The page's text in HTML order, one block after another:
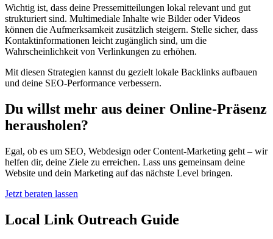
Wichtig ist, dass deine Pressemitteilungen lokal relevant und gut
strukturiert sind. Multimediale Inhalte wie Bilder oder Videos
können die Aufmerksamkeit zusätzlich steigern. Stelle sicher, dass
Kontaktinformationen leicht zugänglich sind, um die
Wahrscheinlichkeit von Verlinkungen zu erhöhen.
Mit diesen Strategien kannst du gezielt lokale Backlinks aufbauen
und deine SEO-Performance verbessern.
Du willst mehr aus deiner Online-Präsenz
herausholen?
Egal, ob es um SEO, Webdesign oder Content-Marketing geht – wir
helfen dir, deine Ziele zu erreichen. Lass uns gemeinsam deine
Website und dein Marketing auf das nächste Level bringen.
Jetzt beraten lassen
Local Link Outreach Guide